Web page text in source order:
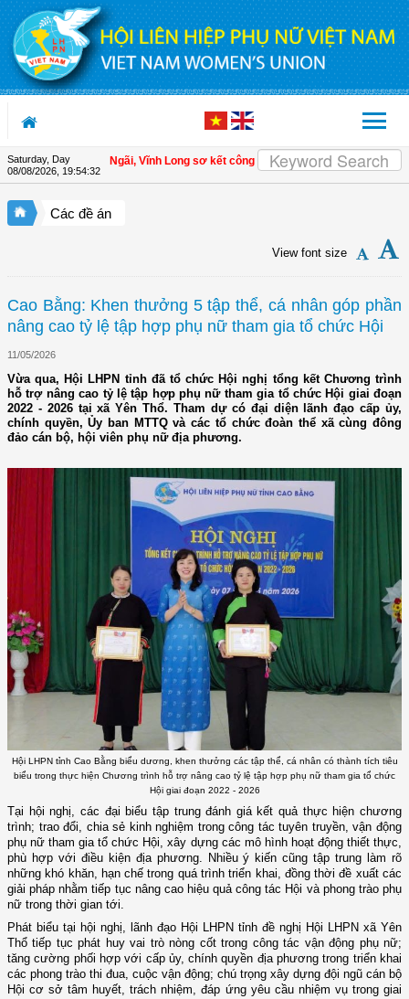
Skip to Content
Saturday, Day
08/08/2026, 19:54:33
LHPN xã Tam Ngãi, Vĩnh Long sơ kết công tác Hội và phong trào phụ nữ 6
Các đề án
View font size
Cao Bằng: Khen thưởng 5 tập thể, cá nhân góp phần
nâng cao tỷ lệ tập hợp phụ nữ tham gia tổ chức Hội
11/05/2026
Vừa qua, Hội LHPN tỉnh đã tổ chức Hội nghị tổng kết Chương trình
hỗ trợ nâng cao tỷ lệ tập hợp phụ nữ tham gia tổ chức Hội giai đoạn
2022 - 2026 tại xã Yên Thổ. Tham dự có đại diện lãnh đạo cấp ủy,
chính quyền, Ủy ban MTTQ và các tổ chức đoàn thể xã cùng đông
đảo cán bộ, hội viên phụ nữ địa phương.
Hội LHPN tỉnh Cao Bằng biểu dương, khen thưởng các tập thể, cá nhân có thành tích tiêu
biểu trong thực hiện Chương trình hỗ trợ nâng cao tỷ lệ tập hợp phụ nữ tham gia tổ chức
Hội giai đoạn 2022 - 2026
Tại hội nghị, các đại biểu tập trung đánh giá kết quả thực hiện chương
trình; trao đổi, chia sẻ kinh nghiệm trong công tác tuyên truyền, vận động
phụ nữ tham gia tổ chức Hội, xây dựng các mô hình hoạt động thiết thực,
phù hợp với điều kiện địa phương. Nhiều ý kiến cũng tập trung làm rõ
những khó khăn, hạn chế trong quá trình triển khai, đồng thời đề xuất các
giải pháp nhằm tiếp tục nâng cao hiệu quả công tác Hội và phong trào phụ
nữ trong thời gian tới.
Phát biểu tại hội nghị, lãnh đạo Hội LHPN tỉnh đề nghị Hội LHPN xã Yên
Thổ tiếp tục phát huy vai trò nòng cốt trong công tác vận động phụ nữ;
tăng cường phối hợp với cấp ủy, chính quyền địa phương trong triển khai
các phong trào thi đua, cuộc vận động; chú trọng xây dựng đội ngũ cán bộ
Hội cơ sở tâm huyết, trách nhiệm, đáp ứng yêu cầu nhiệm vụ trong giai